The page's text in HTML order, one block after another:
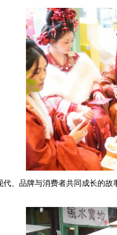
品牌与消费者共同成长的故